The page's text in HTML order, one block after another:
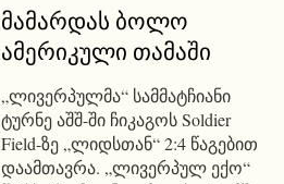
მამარდას ბოლო
ამერიკული თამაში
„ლივერპულმა“ სამმატჩიანი
ტურნე აშშ-ში ჩიკაგოს Soldier
Field-ზე „ლიდსთან“ 2:4 წაგებით
დაამთავრა. „ლივერპულ ექო“